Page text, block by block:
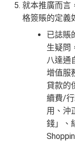
就本推廣而言
格簽賬的定義
已誌賬
生疑問
八達通
增值服
貸款的
續費/
用、沖
錢」、